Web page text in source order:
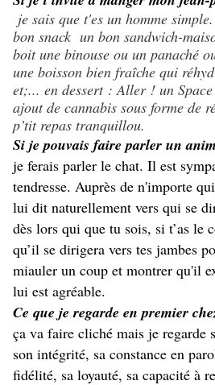
je sais que t'es un homme
bon snack un bon sandwich-
boit une binouse ou un panaché
une boisson bien fraîche qui
et;... en dessert : Aller ! un
ajout de cannabis sous forme de
p’tit repas tranquillou.
Si je pouvais faire parler un
je ferais parler le chat. Il est
tendresse. Auprès de n'importe
lui dit naturellement vers qui se
dès lors qui que tu sois, si t’as le
qu’il se dirigera vers tes jambes
miauler un coup et montrer qu'il
lui est agréable.
Ce que je regarde en premier
ça va faire cliché mais je regarde
son intégrité, sa constance en
fidélité, sa loyauté, sa capacité à